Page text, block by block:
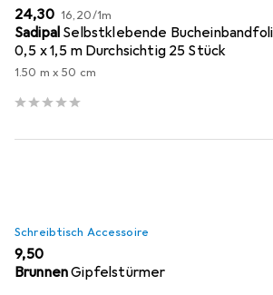
EUR
24,30 EUR
16,20/1m
Sadipal Selbstklebende
0,5 x 1,5 m Durchsichtig 25 Stück
1.50 m x 50 cm
Schreibtisch Accessoire
EUR
9,50
BrunnenGipfelstürmer